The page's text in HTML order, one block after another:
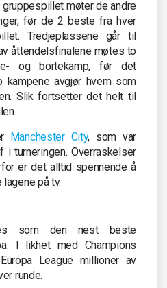
møter de andre
før de 2 beste fra hver
Tredjeplassene går til
åttendelsfinalene møtes to
og bortekamp, før det
kampene avgjør hvem som
Slik fortsetter det helt til
Manchester City, som var
turneringen. Overraskelser
er det alltid spennende å
på tv.
som den nest beste
I likhet med Champions
League millioner av
runde.